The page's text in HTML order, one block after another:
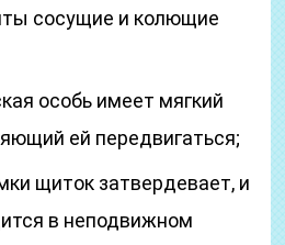
сосущие и колющие
особь имеет мягкий
ей передвигаться;
щиток затвердевает, и
в неподвижном